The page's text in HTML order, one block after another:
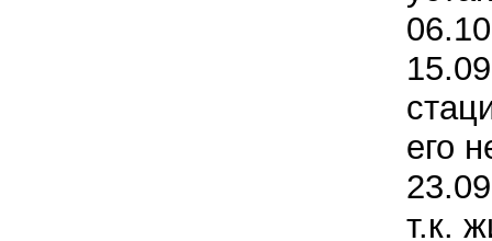
его
т.к.